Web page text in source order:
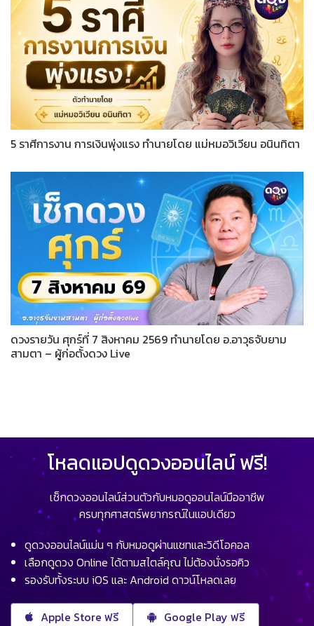
5 ราศีการงาน การเงินพุ่งแรง ทำนายโดย แม่หมอวิเวียน อนินทิตา
ดวงรายวัน ศุกร์ที่ 7 สิงหาคม 2569 ทำนายโดย อ.อาวุธจับยาม
สามตา – ผู้ก่อตั้งดวง Live
โหลดแอปดูดวงออนไลน์ ฟรี!
เช็กดวงออนไลน์ส่วนตัวกับหมอดูออนไลน์มืออาชีพ
ครบทุกศาสตร์พยากรณ์ในแอปเดียว
ดูดวงออนไลน์แม่น ๆ กับหมอดูผ่านแชทและวิดีโอคอล
เลือกดูดวง Online ได้ตามสไตล์คุณ ไม่ต้องนั่งรอคิว
รองรับทั้งระบบ iOS และ Android ดาวน์โหลดเลย
Apple Store ฟรี Google Play ฟรี